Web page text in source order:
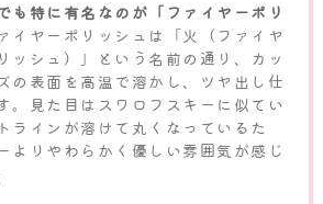
も特に有名なのが「ファイヤーポリ
イヤーポリッシュは「火（ファイヤ
ッシュ）」という名前の通り、カッ
の表面を高温で溶かし、ツヤ出し仕
。見た目はスワロフスキーに似てい
ラインが溶けて丸くなっているた
よりやわらかく優しい雰囲気が感じ